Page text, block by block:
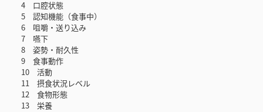
4 口腔状態
5 認知機能（食事中）
6 咀嚼・送り込み
7 嚥下
8 姿勢・耐久性
9 食事動作
10 活動
11 摂食状況レベル
12 食物形態
13 栄養